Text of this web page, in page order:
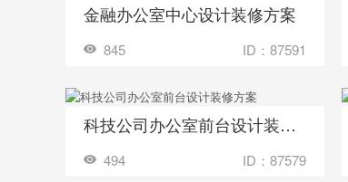
收藏 装修成这样要花多少钱？
金融办公室中心设计装修方案
845 ID：87591
收藏 装修成这样要花多少钱？
科技公司办公室前台设计装修方案
494 ID：87579